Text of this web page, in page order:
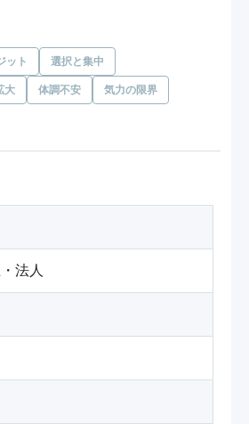
ット 選択と集中
大 体調不安 気力の限界
法人